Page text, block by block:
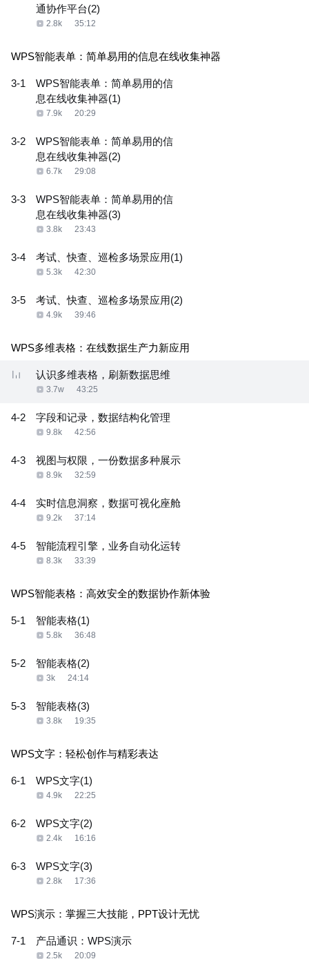
通协作平台(2)
2.8k 35:12
WPS智能表单：简单易用的信息在线收集神器
3-1
WPS智能表单：简单易用的信
息在线收集神器(1)
7.9k 20:29
3-2
WPS智能表单：简单易用的信
息在线收集神器(2)
6.7k 29:08
3-3
WPS智能表单：简单易用的信
息在线收集神器(3)
3.8k 23:43
3-4 考试、快查、巡检多场景应用(1)
5.3k 42:30
3-5 考试、快查、巡检多场景应用(2)
4.9k 39:46
WPS多维表格：在线数据生产力新应用
认识多维表格，刷新数据思维
3.7w 43:25
4-2 字段和记录，数据结构化管理
9.8k 42:56
4-3 视图与权限，一份数据多种展示
8.9k 32:59
4-4 实时信息洞察，数据可视化座舱
9.2k 37:14
4-5 智能流程引擎，业务自动化运转
8.3k 33:39
WPS智能表格：高效安全的数据协作新体验
5-1 智能表格(1)
5.8k 36:48
5-2 智能表格(2)
3k 24:14
5-3 智能表格(3)
3.8k 19:35
WPS文字：轻松创作与精彩表达
6-1 WPS文字(1)
4.9k 22:25
6-2 WPS文字(2)
2.4k 16:16
6-3 WPS文字(3)
2.8k 17:36
WPS演示：掌握三大技能，PPT设计无忧
7-1 产品通识：WPS演示
2.5k 20:09